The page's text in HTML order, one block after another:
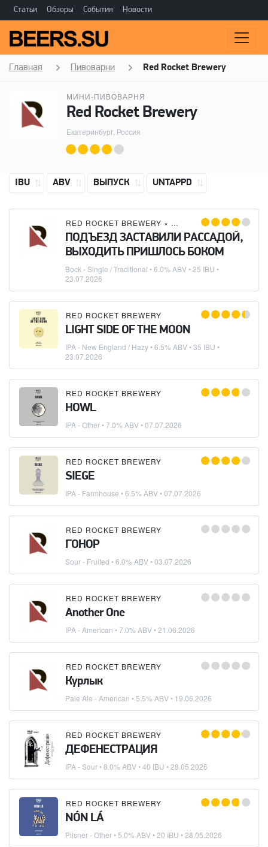
Статьи Обзоры События Новости
Главная Пивоварни Red Rocket Brewery
МИНИ-ПИВОВАРНЯ
Red Rocket Brewery
Екатеринбург, Россия
IBU ABV ВЫПУСК UNTAPPD
RED ROCKET BREWERY × CONCIERGE LUPPOLO
ПОДЪЕЗД ЗАСТАВИЛИ РАССАДОЙ,
ВЫХОДИТЬ ПРИШЛОСЬ БОКОМ
Bock - Single / Traditional • 6.0% ABV • 25 IBU •
23.07.2026
RED ROCKET BREWERY
LIGHT SIDE OF THE MOON
IPA - New England / Hazy• 6.5% ABV • 35 IBU •
23.07.2026
RED ROCKET BREWERY
HOWL
IPA - Other• 7.0% ABV •07.07.2026
RED ROCKET BREWERY
SIEGE
IPA - Farmhouse • 6.5% ABV •07.07.2026
RED ROCKET BREWERY
ГОНОР
Sour - Fruited • 6.0% ABV •03.07.2026
RED ROCKET BREWERY
Another One
IPA - American • 7.0% ABV •21.06.2026
RED ROCKET BREWERY
Курлык
Pale Ale - American • 5.5% ABV • 19.06.2026
RED ROCKET BREWERY
ДЕФЕНЕСТРАЦИЯ
IPA - Sour• 8.0% ABV • 40 IBU •28.05.2026
RED ROCKET BREWERY
NÓN LÁ
Pilsner - Other• 5.0% ABV • 20 IBU •28.05.2026